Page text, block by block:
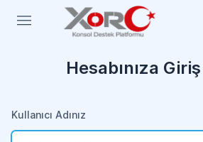
Menu
Hesabınıza
Kullanıcı Adınız